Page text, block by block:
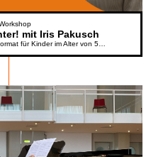
mit Iris Pakusch
Das beliebte Mitsingformat für Kinder im Alter von 5 bis 6 Jahren geht weiter